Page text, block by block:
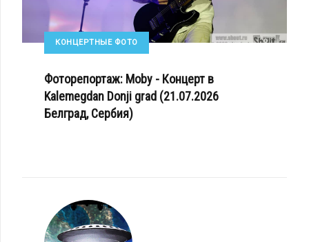
КОНЦЕРТНЫЕ ФОТО
Фоторепортаж: Moby - Концерт в
Kalemegdan Donji grad (21.07.2026
Белград, Сербия)